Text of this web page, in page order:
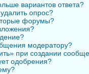
вариантов ответа?
опрос?
форумы?
модератору?
при создании
одобрения?